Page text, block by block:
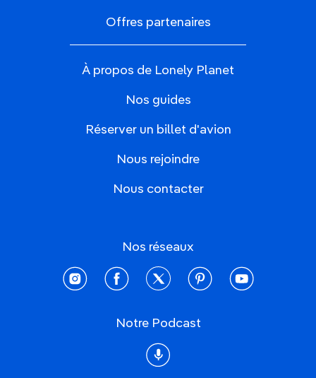
Offres partenaires
À propos de Lonely Planet
Nos guides
Réserver un billet d'avion
Nous rejoindre
Nous contacter
Nos réseaux
instagramfacebooktwitter pinterestyoutube
Notre Podcast
Podcast